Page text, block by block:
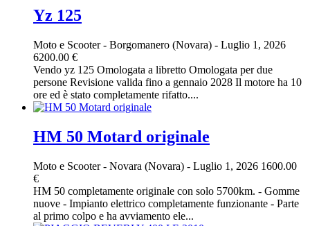
Yz 125
Moto e Scooter- Borgomanero (Novara) - Luglio 1, 2026
6200.00 €
Vendo yz 125 Omologata a libretto Omologata per due
persone Revisione valida fino a gennaio 2028 Il motore ha 10
ore ed è stato completamente rifatto....
HM 50 Motard originale
Moto e Scooter- Novara (Novara) - Luglio 1, 2026 1600.00
€
HM 50 completamente originale con solo 5700km. - Gomme
nuove - Impianto elettrico completamente funzionante - Parte
al primo colpo e ha avviamento ele...